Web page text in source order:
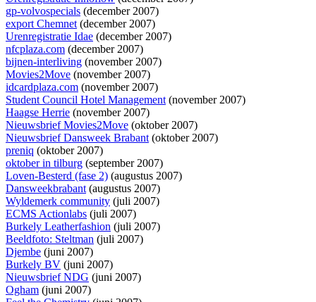
gp-volvospecials (december 2007)
export Chemnet(december 2007)
Urenregistratie Idae (december 2007)
nfcplaza.com (december 2007)
bijnen-interliving (november 2007)
Movies2Move (november 2007)
idcardplaza.com (november 2007)
Student Council Hotel Management(november 2007)
Haagse Herrie (november 2007)
Nieuwsbrief Movies2Move (oktober 2007)
Nieuwsbrief Dansweek Brabant(oktober 2007)
preniq (oktober 2007)
oktober in tilburg (september 2007)
Loven-Besterd (fase 2) (augustus 2007)
Dansweekbrabant(augustus 2007)
Wyldemerk community (juli 2007)
ECMS Actionlabs (juli 2007)
Burkely Leatherfashion (juli 2007)
Beeldfoto: Steltman (juli 2007)
Djembe (juni 2007)
Burkely BV (juni 2007)
Nieuwsbrief NDG (juni 2007)
Ogham (juni 2007)